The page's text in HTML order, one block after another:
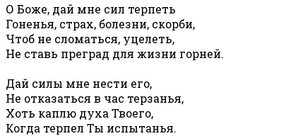
О Боже, дай мне сил терпеть
Гоненья, страх, болезни, скорби,
Чтоб не сломаться, уцелеть,
Не ставь преград для жизни горней.
Дай силы мне нести его,
Не отказаться в час терзанья,
Хоть каплю духа Твоего,
Когда терпел Ты испытанья.